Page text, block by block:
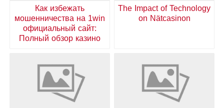
The Impact of Technology
on Nätcasinon
Как избежать
мошенничества на 1win
официальный сайт:
Полный обзор казино